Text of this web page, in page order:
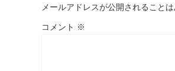
メールアドレスが公開されること
コメント ※